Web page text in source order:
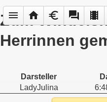
menu home euro forum local_movies
Zum
Herrinnen
Darsteller
LadyJulina